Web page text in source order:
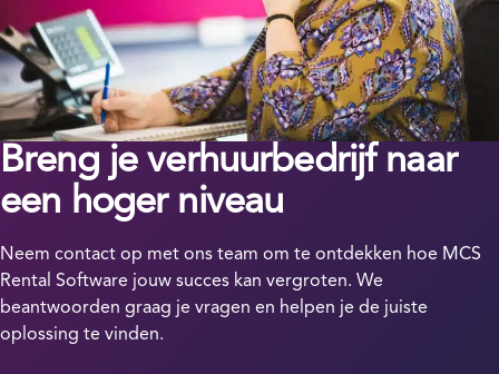
Breng je verhuurbedrijf naar
een hoger niveau
Neem contact op met ons team om te ontdekken hoe MCS
Rental Software jouw succes kan vergroten. We
beantwoorden graag je vragen en helpen je de juiste
oplossing te vinden.